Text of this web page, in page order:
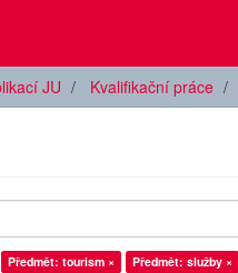
JU Kvalifikační práce
Předmět: tourism × Předmět: služby ×